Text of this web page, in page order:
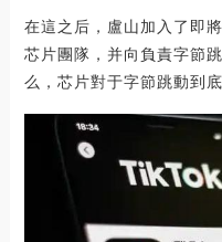
在這之后，盧山加入了即
芯片團隊，并向負責字節
么，芯片對于字節跳動到